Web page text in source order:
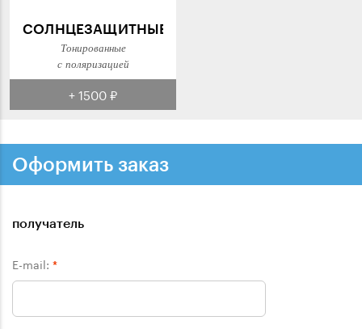
СОЛНЦЕЗАЩИТНЫЕ
Тонированные
с поляризацией
+ 1500 ₽
Оформить заказ
получатель
E-mail: *